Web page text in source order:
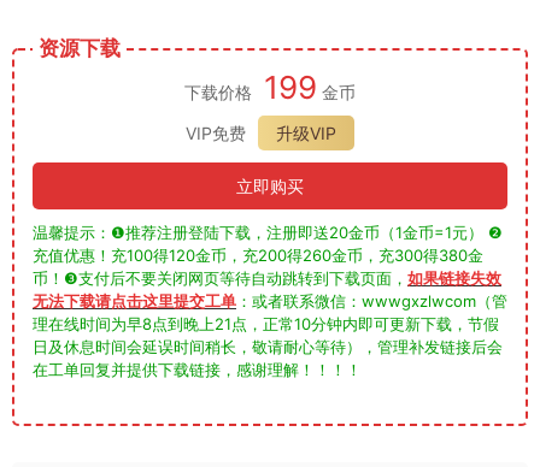
资源下载
下载价格 199 金币
VIP免费
升级VIP
立即购买
温馨提示：❶推荐注册登陆下载，注册即送20金币（1金币=1元） ❷
充值优惠！充100得120金币，充200得260金币，充300得380金
币！❸支付后不要关闭网页等待自动跳转到下载页面， 如果链接失效
无法下载请点击这里提交工单 ：或者联系微信：wwwgxzlwcom（管
理在线时间为早8点到晚上21点，正常10分钟内即可更新下载，节假
日及休息时间会延误时间稍长，敬请耐心等待），管理补发链接后会
在工单回复并提供下载链接，感谢理解！！！！